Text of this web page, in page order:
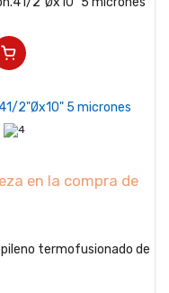
2"Øx10" 5 micrones
en la compra de